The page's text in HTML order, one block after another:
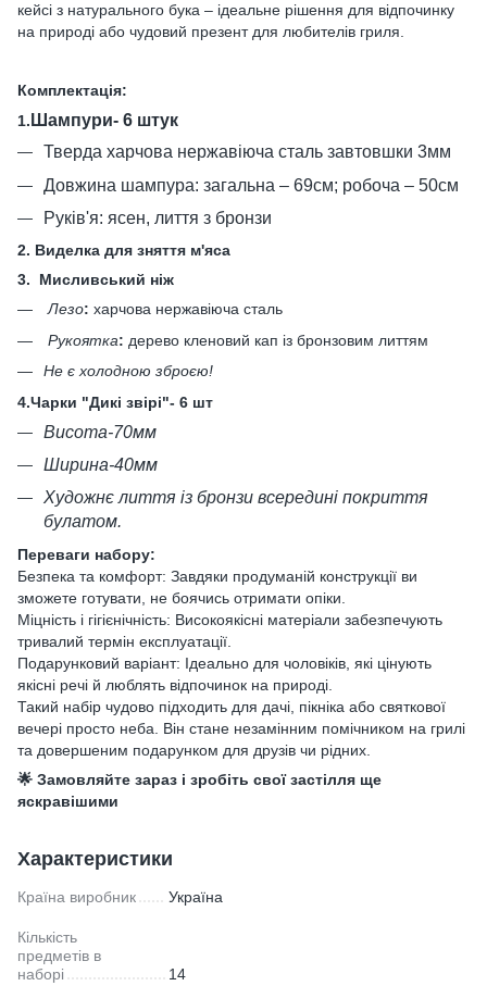
кейсі з натурального бука – ідеальне рішення для відпочинку
на природі або чудовий презент для любителів гриля.
Комплектація:
1. Шампури- 6 штук
Тверда харчова нержавіюча сталь завтовшки 3мм
Довжина шампура: загальна – 69см; робоча – 50см
Руків'я: ясен, лиття з бронзи
2. Виделка для зняття м'яса
3.
Мисливський ніж
Лезо: харчова нержавіюча сталь
Рукоятка: дерево кленовий кап із бронзовим литтям
Не є холодною зброєю!
4.Чарки "Дикі звірі"- 6 шт
Висота-70мм
Ширина-40мм
Художнє лиття із бронзи всередині покриття
булатом.
Переваги набору:
Безпека та комфорт: Завдяки продуманій конструкції ви
зможете готувати, не боячись отримати опіки.
Міцність і гігієнічність: Високоякісні матеріали забезпечують
тривалий термін експлуатації.
Подарунковий варіант: Ідеально для чоловіків, які цінують
якісні речі й люблять відпочинок на природі.
Такий набір чудово підходить для дачі, пікніка або святкової
вечері просто неба. Він стане незамінним помічником на грилі
та довершеним подарунком для друзів чи рідних.
🌟 Замовляйте зараз і зробіть свої застілля ще
яскравішими
Характеристики
Країна виробник Україна
Кількість
предметів в
наборі
14